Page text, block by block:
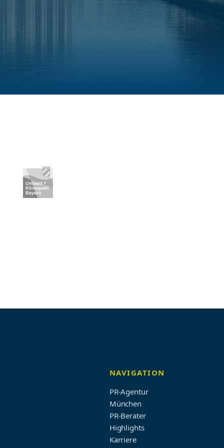
NAVIGATION
PR-Agentur
München
PR-Berater
Highlights
Karriere